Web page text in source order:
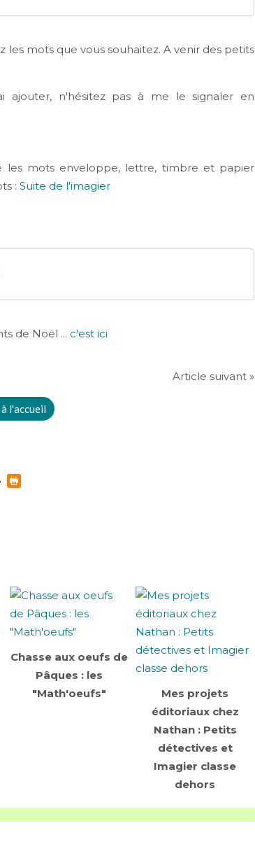
les mots que vous souhaitez. A venir des petits
ajouter, n'hésitez pas à me le signaler en
les mots enveloppe, lettre, timbre et papier
: Suite de l'imagier
de Noël ... c'est ici
Article suivant »
l'accueil
Chasse aux oeufs de
Pâques : les
"Math'oeufs"
Mes projets
éditoriaux chez
Nathan : Petits
détectives et
Imagier classe
dehors